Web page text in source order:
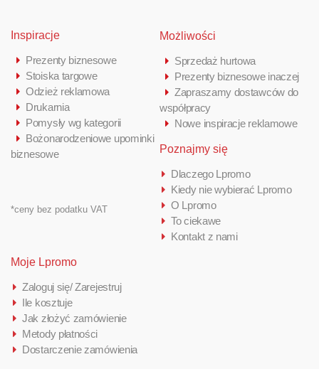
Inspiracje
Prezenty biznesowe
Stoiska targowe
Odzież reklamowa
Drukarnia
Pomysły wg kategorii
Bożonarodzeniowe upominki
biznesowe
*ceny bez podatku VAT
Możliwości
Sprzedaż hurtowa
Prezenty biznesowe inaczej
Zapraszamy dostawców do
współpracy
Nowe inspiracje reklamowe
Poznajmy się
Dlaczego Lpromo
Kiedy nie wybierać Lpromo
O Lpromo
To ciekawe
Kontakt z nami
Moje Lpromo
Zaloguj się/ Zarejestruj
Ile kosztuje
Jak złożyć zamówienie
Metody płatności
Dostarczenie zamówienia